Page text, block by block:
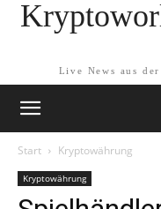
Live News aus
Start Kryptowährung
Kryptowährung